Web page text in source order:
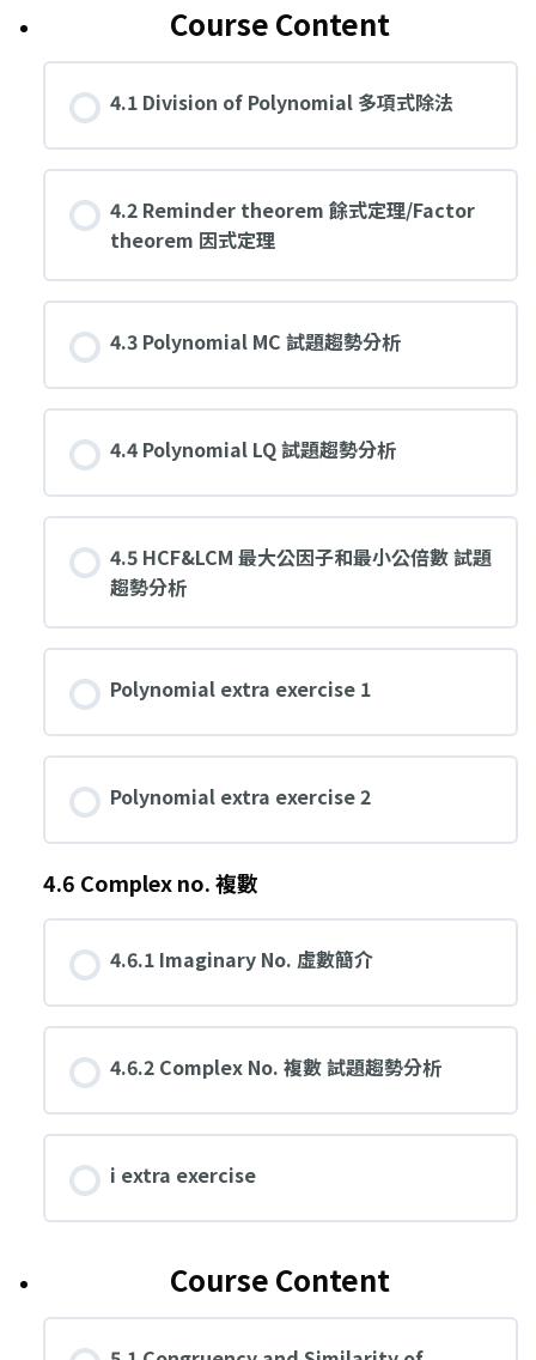
Course Content
4.1 Division of Polynomial 多項式除法
4.2 Reminder theorem 餘式定理/Factor
theorem 因式定理
4.3 Polynomial MC 試題趨勢分析
4.4 Polynomial LQ 試題趨勢分析
4.5 HCF&LCM 最大公因子和最小公倍數 試題
趨勢分析
Polynomial extra exercise 1
Polynomial extra exercise 2
4.6 Complex no. 複數
4.6.1 Imaginary No. 虛數簡介
4.6.2 Complex No. 複數 試題趨勢分析
i extra exercise
Course Content